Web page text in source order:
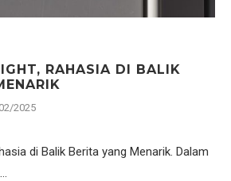
RAHASIA DI BALIK
2025
di Balik Berita yang Menarik. Dalam